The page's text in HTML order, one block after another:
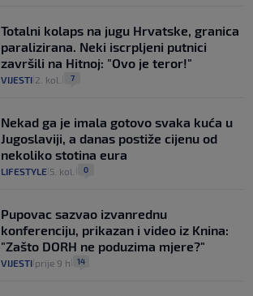
Totalni kolaps na jugu Hrvatske, granica
paralizirana. Neki iscrpljeni putnici
završili na Hitnoj: "Ovo je teror!"
VIJESTI 2. kol. 7
Nekad ga je imala gotovo svaka kuća u
Jugoslaviji, a danas postiže cijenu od
nekoliko stotina eura
LIFESTYLE 5. kol. 0
Pupovac sazvao izvanrednu
konferenciju, prikazan i video iz Knina:
"Zašto DORH ne poduzima mjere?"
VIJESTI prije 9 h 14